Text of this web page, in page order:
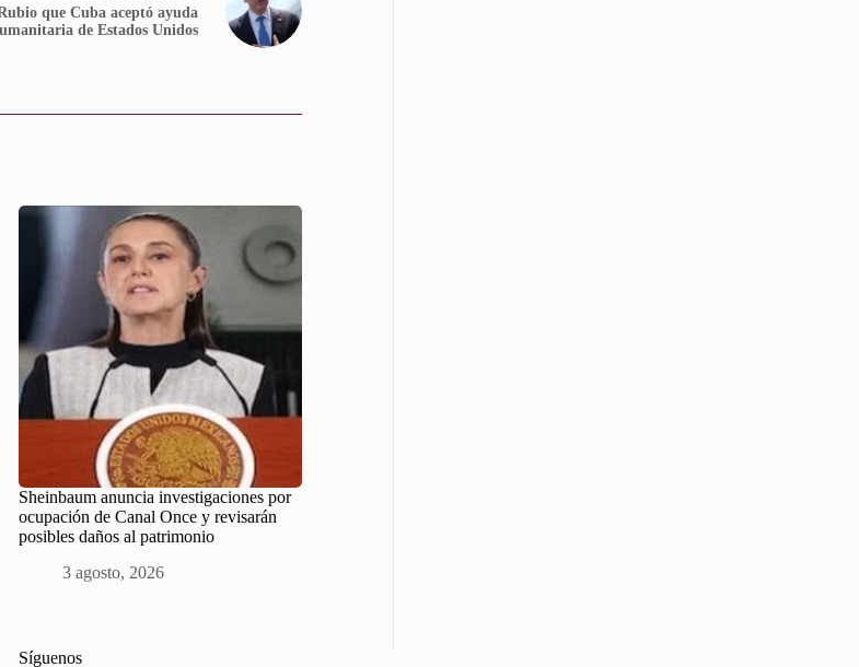
que Cuba aceptó ayuda
de Estados Unidos
Sheinbaum anuncia investigaciones por
ocupación de Canal Once y revisarán
posibles daños al patrimonio
3 agosto, 2026
Síguenos